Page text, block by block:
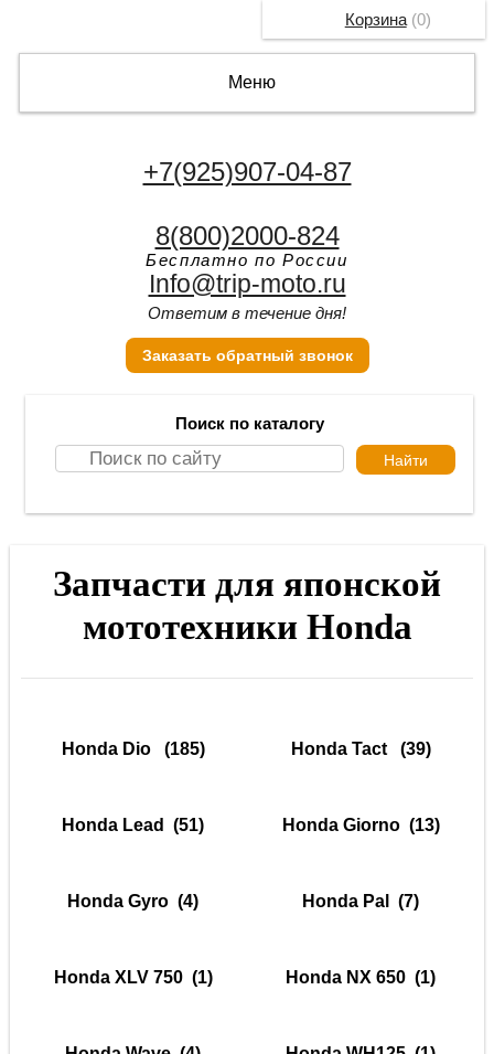
Меню
+7(925)907-04-87
8(800)2000-824
Бесплатно по России
Info@trip-moto.ru
Ответим в течение дня!
Заказать обратный звонок
Поиск по каталогу
Запчасти для японской
мототехники Honda
Honda Dio (185) Honda Tact (39)
Honda Lead (51) Honda Giorno(13)
Honda Gyro (4) Honda Pal (7)
Honda XLV 750(1) Honda NX 650 (1)
Корзина(0)